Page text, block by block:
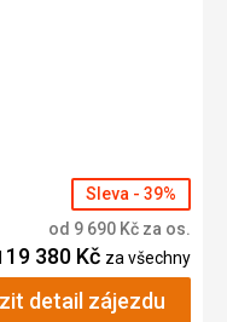
Sleva - 39%
od 9 690 Kč za os.
19 380 Kč za všechny
detail zájezdu